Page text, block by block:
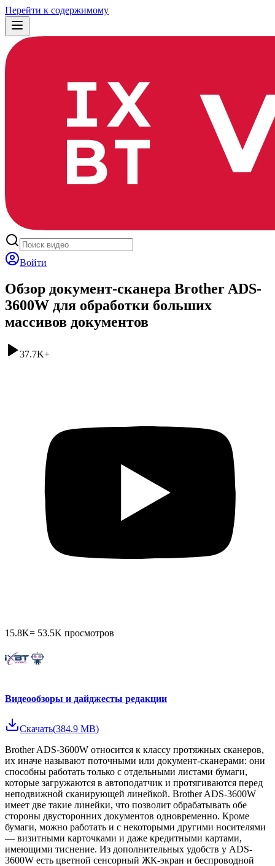
Перейти к содержимому
Войти
Обзор документ-сканера Brother ADS-
3600W для обработки больших
массивов документов
37.7K+
15.8K= 53.5K просмотров
Видеообзоры и дайджесты редакции
Скачать(384.9 MB)
Brother ADS-3600W относится к классу протяжных сканеров,
их иначе называют поточными или документ-сканерами: они
способны работать только с отдельными листами бумаги,
которые загружаются в автоподатчик и протягиваются перед
неподвижной сканирующей линейкой. Brother ADS-3600W
имеет две такие линейки, что позволит обрабатывать обе
стороны двусторонних документов одновременно. Кроме
бумаги, можно работать и с некоторыми другими носителями
— визитными карточками и даже кредитными картами,
имеющими тиснение. Из дополнительных удобств у ADS-
3600W есть цветной сенсорный ЖК-экран и беспроводной